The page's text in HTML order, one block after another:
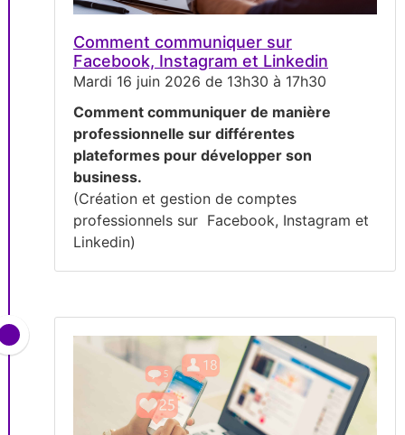
Comment communiquer sur
Facebook, Instagram et Linkedin
Mardi 16 juin 2026 de 13h30 à 17h30
Comment communiquer de manière
professionnelle sur différentes
plateformes pour développer son
business.
(Création et gestion de comptes
professionnels sur Facebook, Instagram et
Linkedin)